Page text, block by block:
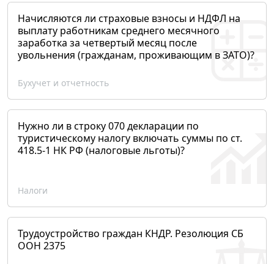
Начисляются ли страховые взносы и НДФЛ на
выплату работникам среднего месячного
заработка за четвертый месяц после
увольнения (гражданам, проживающим в ЗАТО)?
Бухучет и отчетность
Нужно ли в строку 070 декларации по
туристическому налогу включать суммы по ст.
418.5-1 НК РФ (налоговые льготы)?
Налоги
Трудоустройство граждан КНДР. Резолюция СБ
ООН 2375